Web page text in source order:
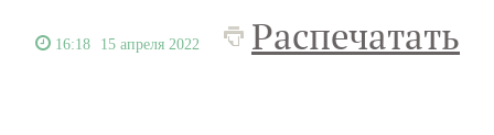
16:18 15 апреля 2022 Распечатать